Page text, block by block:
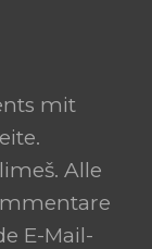
mit
Alle
E-Mail-